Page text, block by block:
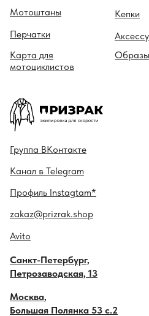
P
D
R
O
M
E
Z
98 000
LOAD
MORE
Мотоштаны
Перчатки
Карта для
мотоциклистов
Образы
Кепки
Канал в Telegram
Профиль Instagtam*
Гру ппа ВКонтакте
zakaz@prizrak.shop
Москва,
Большая Полянка 53 с.2
Санкт-Петербург,
Петрозаводская, 13
Avito